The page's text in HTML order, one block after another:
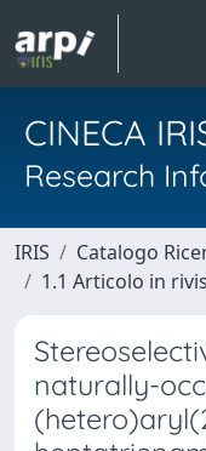
CINECA
Research
IRIS Catalogo
1.1 Articolo in
naturally-